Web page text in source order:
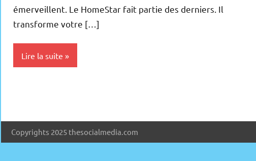
émerveillent. Le HomeStar fait partie des derniers. Il
transforme votre […]
Lire la suite
Copyrights 2025 thesocialmedia.com